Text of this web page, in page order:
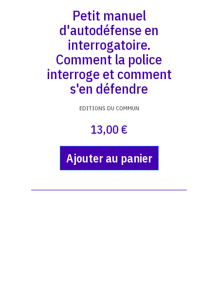
Petit manuel
d'autodéfense en
interrogatoire.
Comment la police
interroge et comment
s'en défendre
EDITIONS DU COMMUN
13,00 €
Ajouter au panier